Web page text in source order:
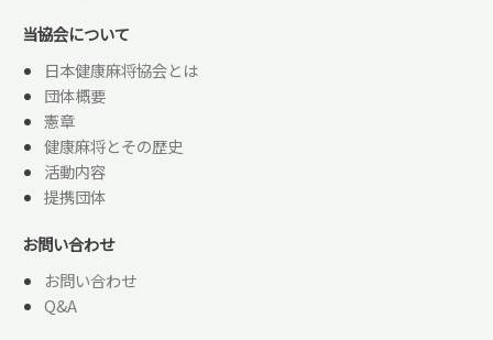
当協会について
日本健康麻将協会とは
団体概要
憲章
健康麻将とその歴史
活動内容
提携団体
お問い合わせ
お問い合わせ
Q&A